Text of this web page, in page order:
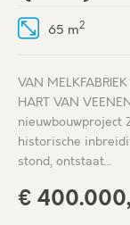
65 m2
VAN
HART VAN
nieuwbouwproject
historische
stond, ontstaat…
€